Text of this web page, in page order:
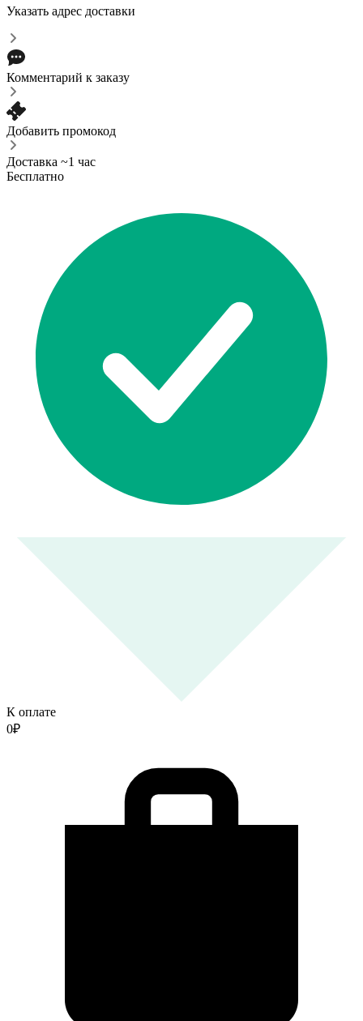
Указать адрес доставки
Комментарий к заказу
Добавить промокод
Доставка ~1 час
Бесплатно
К оплате
0₽